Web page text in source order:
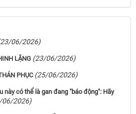
06/2026)
LẶNG (23/06/2026)
PHỤC (25/06/2026)
này có thể là gan đang "báo động": Hãy
06/2026)